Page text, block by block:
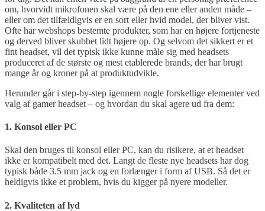
om, hvorvidt mikrofonen skal være på den ene eller anden måde –
eller om det tilfældigvis er en sort eller hvid model, der bliver vist.
Ofte har webshops bestemte produkter, som har en højere fortjeneste
og derved bliver skubbet lidt højere op. Og selvom det sikkert er et
fint headset, vil det typisk ikke kunne måle sig med headsets
produceret af de største og mest etablerede brands, der har brugt
mange år og kroner på at produktudvikle.
Herunder går i step-by-step igennem nogle forskellige elementer ved
valg af gamer headset – og hvordan du skal agere ud fra dem:
1. Konsol eller PC
Skal den bruges til konsol eller PC, kan du risikere, at et headset
ikke er kompatibelt med det. Langt de fleste nye headsets har dog
typisk både 3.5 mm jack og en forlænger i form af USB. Så det er
heldigvis ikke et problem, hvis du kigger på nyere modeller.
2. Kvaliteten af lyd